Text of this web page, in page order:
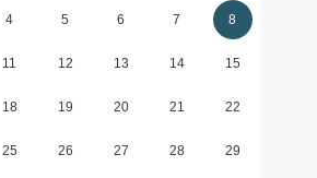
4 5 6 7 8
11 12 13 14 15
18 19 20 21 22
25 26 27 28 29